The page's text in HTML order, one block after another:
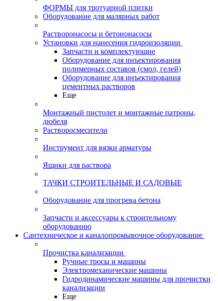
ФОРМЫ для тротуарной плитки
Оборудование для малярных работ
Растворонасосы и бетононасосы
Установки для нанесения гидроизоляции
Запчасти и комплектующие
Оборудование для инъектирования
полимерных составов (смол, гелей)
Оборудование для инъектирования
цементных растворов
Еще
Монтажный пистолет и монтажные патроны,
дюбеля
Растворосмесители
Инструмент для вязки арматуры
Ящики для раствора
ТАЧКИ СТРОИТЕЛЬНЫЕ И САДОВЫЕ
Оборудование для прогрева бетона
Запчасти и аксессуары к строительному
оборудованию
Сантехническое и каналопромывочное оборудование
Прочистка канализации
Ручные тросы и машины
Электромеханические машины
Гидродинамические машины для прочистки
канализации
Еще